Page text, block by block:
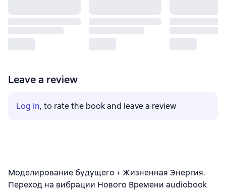
Leave a review
Log in, to rate the book and leave a review
Моделирование будущего + Жизненная Энергия.
Переход на вибрации Нового Времени audiobook